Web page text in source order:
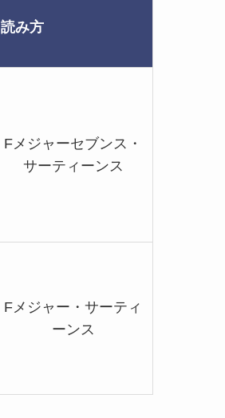
読み方
Fメジャーセブンス・
サーティーンス
Fメジャー・サーティ
ーンス